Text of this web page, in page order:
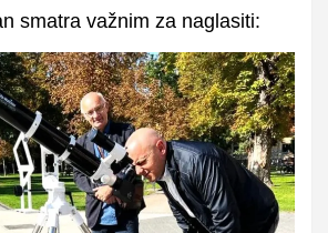
smatra važnim za naglasiti: